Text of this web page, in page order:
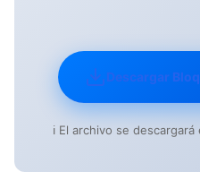
Descargar
ℹ️ El archivo se